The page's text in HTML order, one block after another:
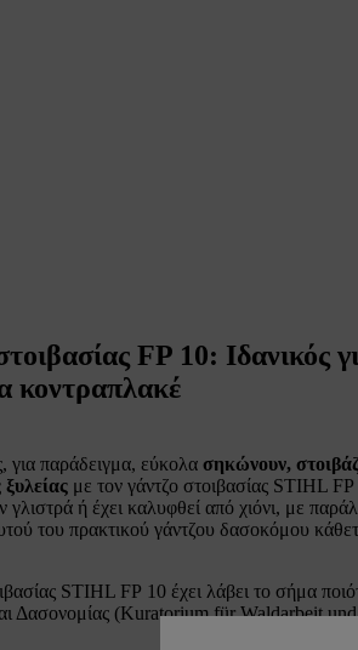
FP 10: Ιδανικός
κοντραπλακέ
για παράδειγμα, εύκολα σηκώνουν,
με τον γάντζο στοιβασίας STIHL
γλιστρά ή έχει καλυφθεί από χιόνι, με
του πρακτικού γάντζου δασοκόμου
STIHL FP 10 έχει λάβει το σήμα
Δασονομίας (Kuratorium für Waldarbeit